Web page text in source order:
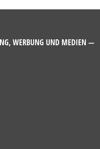
WERBUNG UND MEDIEN —